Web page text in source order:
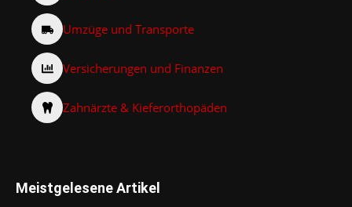
Umzüge und Transporte
Versicherungen und Finanzen
Zahnärzte & Kieferorthopäden
Meistgelesene Artikel